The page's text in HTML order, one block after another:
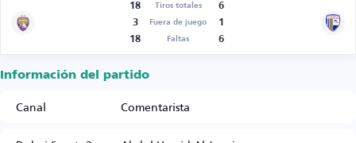
18 Tiros totales
6
3
Fuera de juego
1
18
Faltas 6
Información del partido
Canal
Comentarista